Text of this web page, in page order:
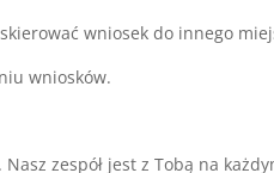
wniosek do innego
wniosków.
zespół jest z Tobą na